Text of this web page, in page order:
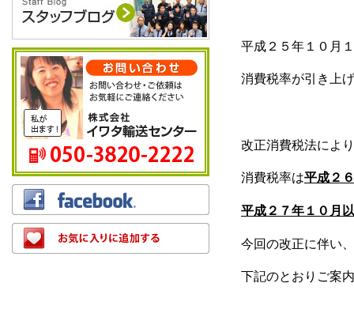
平成２５年１０月
消費税率が引き上
改正消費税法によ
消費税率は平成２
平成２７年１０月
今回の改正に伴い
下記のとおりご案